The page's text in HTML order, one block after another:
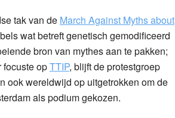
tak van de March Against Myths about
wat betreft genetisch gemodificeerd
bron van mythes aan te pakken;
focuste opTTIP, blijft de protestgroep
ook wereldwijd op uitgetrokken om de
als podium gekozen.